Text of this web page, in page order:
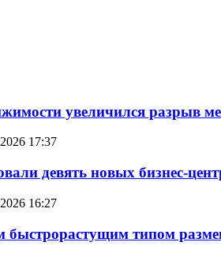
увеличился разрыв
17:37
девять новых бизнес-
16:27
быстрорастущим типом